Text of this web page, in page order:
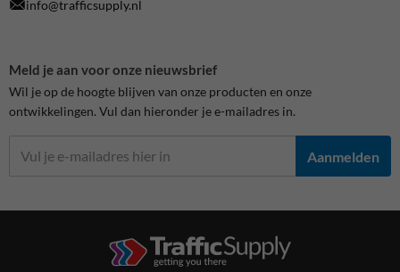
info@trafficsupply.nl
Meld je aan voor onze nieuwsbrief
Wil je op de hoogte blijven van onze producten en onze
ontwikkelingen. Vul dan hieronder je e-mailadres in.
Aanmelden